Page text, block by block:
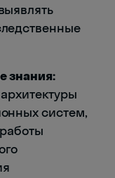
знания:
систем,